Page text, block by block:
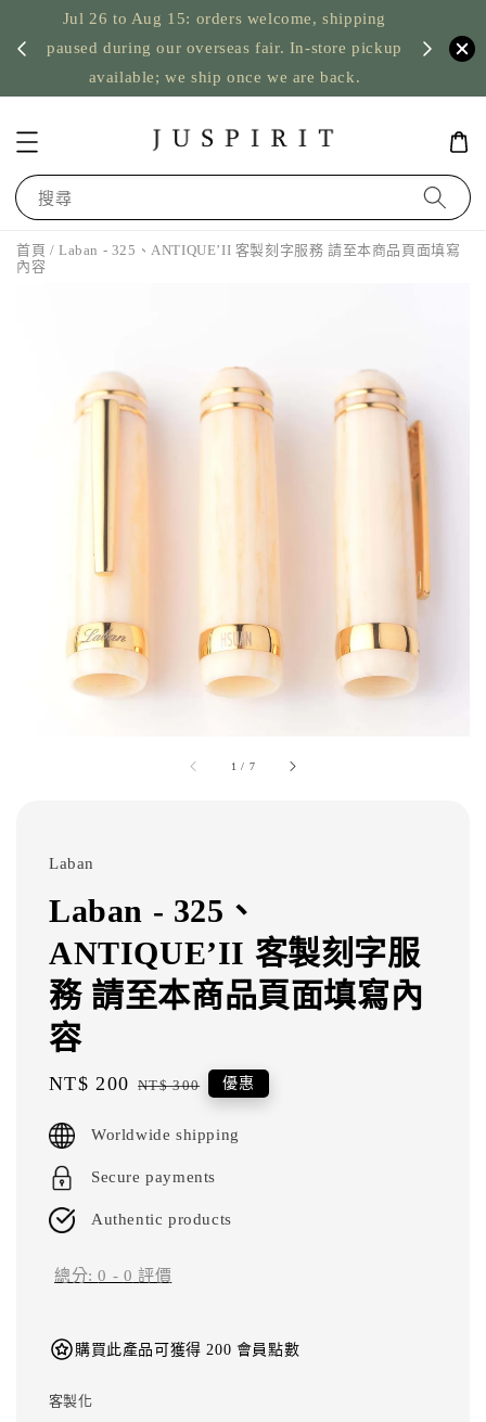
Jul 26 to Aug 15: orders welcome, shipping
paused during our overseas fair. In-store pickup
available; we ship once we are back.
US
搜尋
首頁 / Laban - 325、ANTIQUE’II 客製刻字服務 請至本商品頁面填寫
內容
1 / 7
Laban
Laban - 325、
ANTIQUE’II 客製刻字服
務 請至本商品頁面填寫內
容
Sale
NT$ 200 Regular
NT$ 300 優惠
Worldwide shipping
Secure payments
Authentic products
總分:0 - 0 評價
購買此產品可獲得 200 會員點數
客製化